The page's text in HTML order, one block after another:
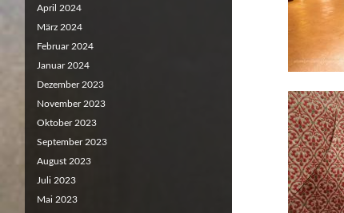
April 2024
März 2024
Februar 2024
Januar 2024
Dezember 2023
November 2023
Oktober 2023
September 2023
August 2023
Juli 2023
Mai 2023